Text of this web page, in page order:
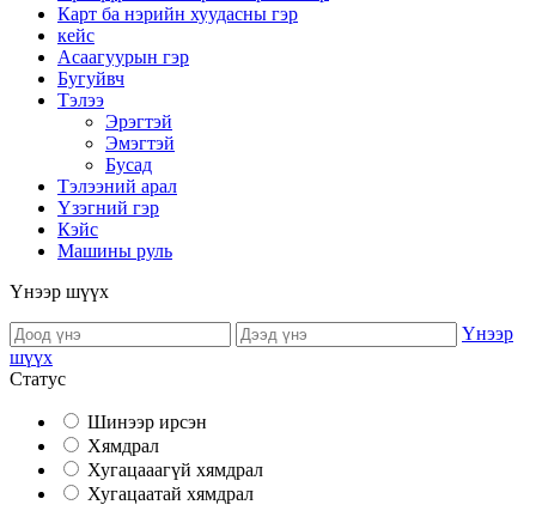
Карт ба нэрийн хуудасны гэр
кейс
Асаагуурын гэр
Бугуйвч
Тэлээ
Эрэгтэй
Эмэгтэй
Бусад
Тэлээний арал
Үзэгний гэр
Кэйс
Машины руль
Үнээр шүүх
Үнээр
шүүх
Статус
Шинээр ирсэн
Хямдрал
Хугацааагүй хямдрал
Хугацаатай хямдрал